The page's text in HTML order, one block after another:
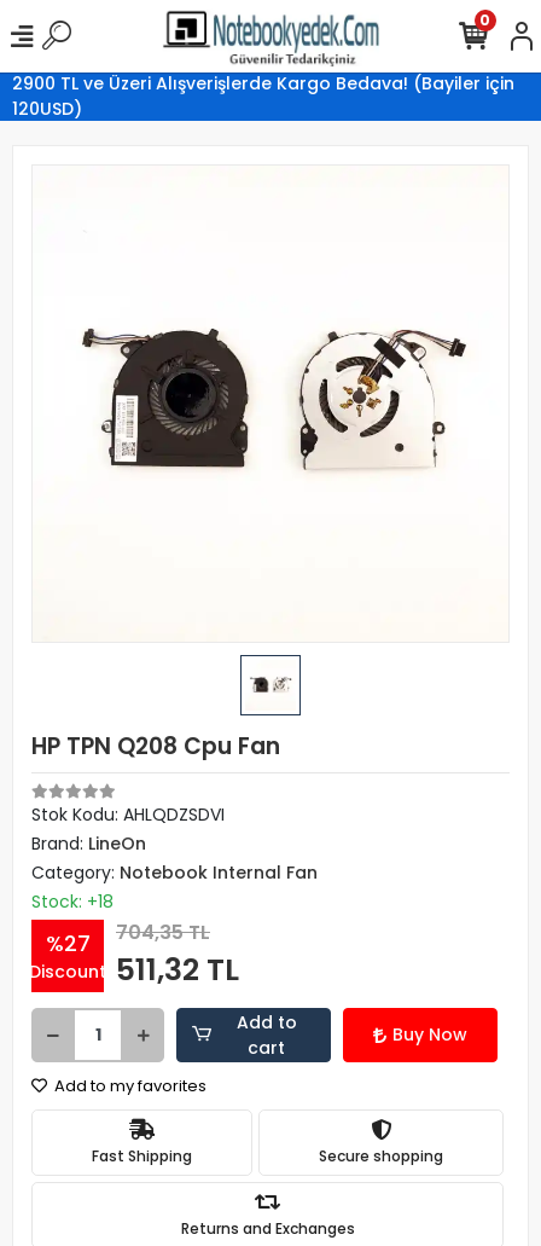
2900 TL ve Üzeri Alışverişlerde Kargo Bedava! (Bayiler için
120USD)
0
HP TPN Q208 Cpu Fan
Stok Kodu: AHLQDZSDVI
Brand: LineOn
Category: Notebook Internal Fan
Stock: +18
%27
Discount
704,35 TL
511,32 TL
Add to
cart
Buy Now
Add to my favorites
Fast Shipping Secure shopping
Returns and Exchanges